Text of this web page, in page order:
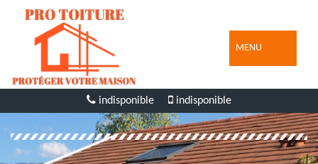
MENU
indisponible indisponible